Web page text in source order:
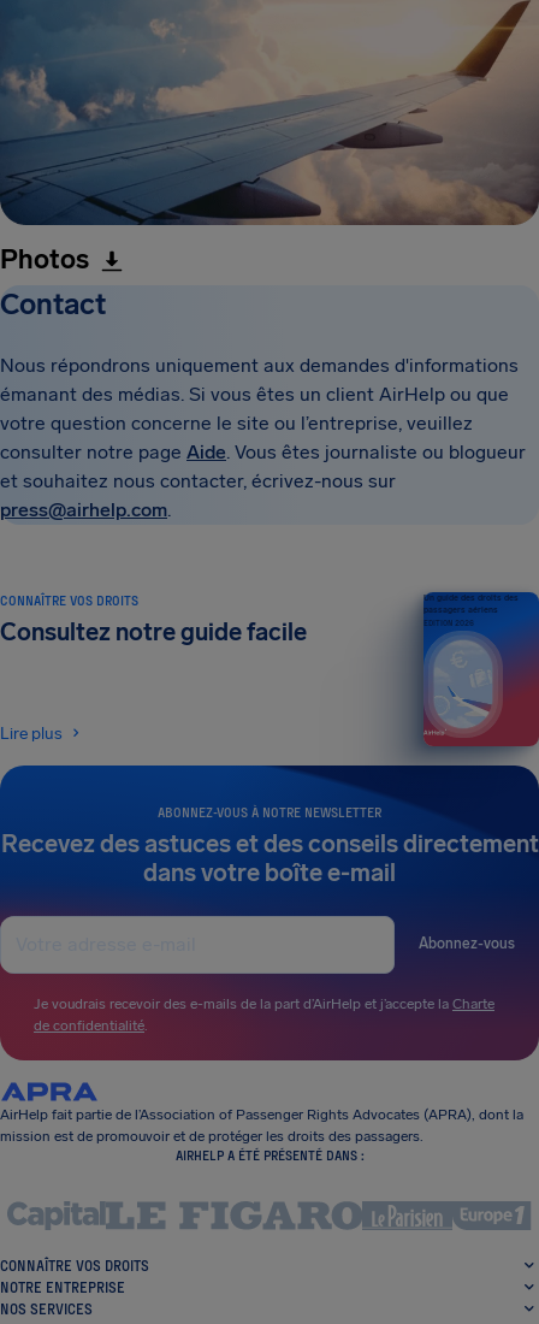
Photos
Contact
Nous répondrons uniquement aux demandes d'informations
émanant des médias. Si vous êtes un client AirHelp ou que
votre question concerne le site ou l’entreprise, veuillez
consulter notre page Aide. Vous êtes journaliste ou blogueur
et souhaitez nous contacter, écrivez-nous sur
press@airhelp.com.
ABONNEZ-VOUS À NOTRE NEWSLETTER
Recevez des astuces et des conseils directement
dans votre boîte e-mail
Abonnez-vous
Je voudrais recevoir des e-mails de la part d’AirHelp et j’accepte la Charte
de confidentialité.
CONNAÎTRE VOS DROITS
Consultez notre guide facile
Lire plus
Un guide des droits des
passagers aériens
ÉDITION 2026
AirHelp fait partie de l’Association of Passenger Rights Advocates (APRA), dont la
mission est de promouvoir et de protéger les droits des passagers.
AIRHELP A ÉTÉ PRÉSENTÉ DANS :
CONNAÎTRE VOS DROITS
NOTRE ENTREPRISE
NOS SERVICES